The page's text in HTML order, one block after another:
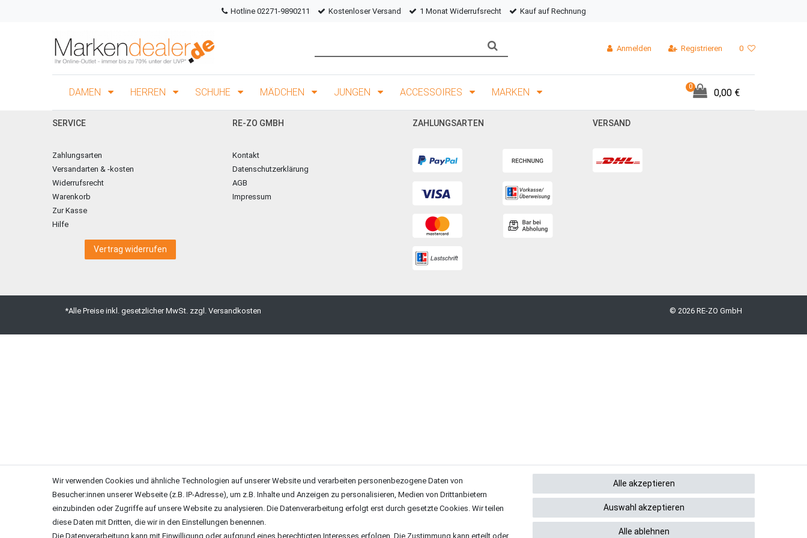
Hotline 02271-9890211 Kostenloser Versand 1 Monat Widerrufsrecht Kauf auf Rechnung
Anmelden Registrieren 0
DAMEN HERREN SCHUHE MÄDCHEN JUNGEN ACCESSOIRES MARKEN
0
0,00 €
SERVICE
Zahlungsarten
Versandarten & -kosten
Widerrufsrecht
Warenkorb
Zur Kasse
Hilfe
Vertrag widerrufen
RE-ZO GMBH
Kontakt
Datenschutzerklärung
AGB
Impressum
ZAHLUNGSARTEN VERSAND
*Alle Preise inkl. gesetzlicher MwSt. zzgl. Versandkosten © 2026 RE-ZO GmbH
Wir verwenden Cookies und ähnliche Technologien auf unserer Website und verarbeiten personenbezogene Daten von
Besucher:innen unserer Webseite (z.B. IP-Adresse), um z.B. Inhalte und Anzeigen zu personalisieren, Medien von Drittanbietern
einzubinden oder Zugriffe auf unsere Website zu analysieren. Die Datenverarbeitung erfolgt erst durch gesetzte Cookies. Wir teilen
diese Daten mit Dritten, die wir in den Einstellungen benennen.
Die Datenverarbeitung kann mit Einwilligung oder aufgrund eines berechtigten Interesses erfolgen. Die Zustimmung kann erteilt oder
Alle akzeptieren
Auswahl akzeptieren
Alle ablehnen